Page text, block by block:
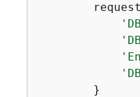
        }